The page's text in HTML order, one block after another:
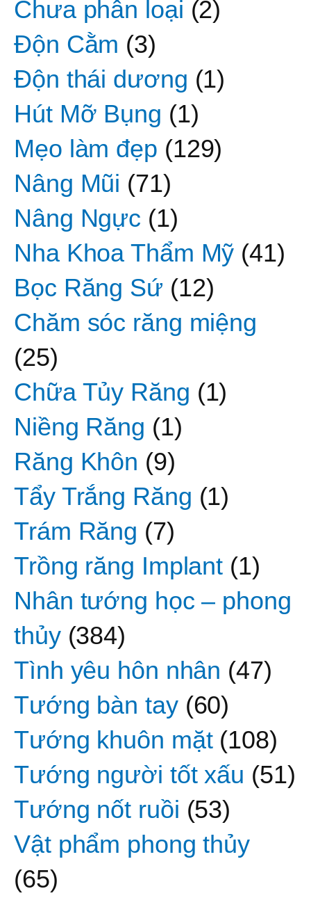
Chưa phân loại (2)
Độn Cằm (3)
Độn thái dương (1)
Hút Mỡ Bụng (1)
Mẹo làm đẹp (129)
Nâng Mũi (71)
Nâng Ngực (1)
Nha Khoa Thẩm Mỹ (41)
Bọc Răng Sứ (12)
Chăm sóc răng miệng
(25)
Chữa Tủy Răng (1)
Niềng Răng (1)
Răng Khôn (9)
Tẩy Trắng Răng (1)
Trám Răng (7)
Trồng răng Implant (1)
Nhân tướng học – phong
thủy(384)
Tình yêu hôn nhân (47)
Tướng bàn tay(60)
Tướng khuôn mặt(108)
Tướng người tốt xấu (51)
Tướng nốt ruồi (53)
Vật phẩm phong thủy
(65)